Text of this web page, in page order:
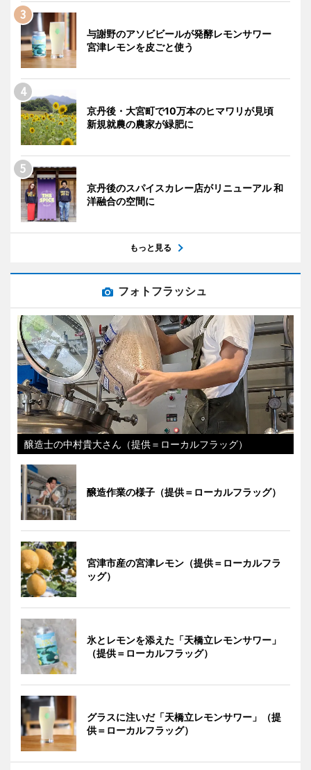
与謝野のアソビビールが発酵レモンサワー
宮津レモンを皮ごと使う
京丹後・大宮町で10万本のヒマワリが見頃
新規就農の農家が緑肥に
京丹後のスパイスカレー店がリニューアル 和
洋融合の空間に
もっと見る
フォトフラッシュ
醸造士の中村貴大さん（提供＝ローカルフラッグ）
醸造作業の様子（提供＝ローカルフラッグ）
宮津市産の宮津レモン（提供＝ローカルフラ
ッグ）
氷とレモンを添えた「天橋立レモンサワー」
（提供＝ローカルフラッグ）
グラスに注いだ「天橋立レモンサワー」（提
供＝ローカルフラッグ）